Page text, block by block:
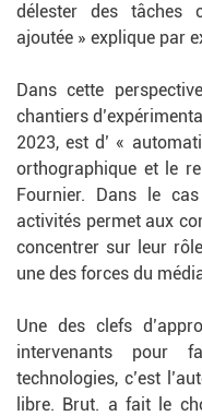
délester des tâches
ajoutée » explique par
Dans cette
chantiers
2023, est d’ «
orthographique et le
Fournier. Dans le
activités permet aux
concentrer sur leur
une des forces du
Une des clefs
intervenants pour
technologies, c’est
libre. Brut. a fait le